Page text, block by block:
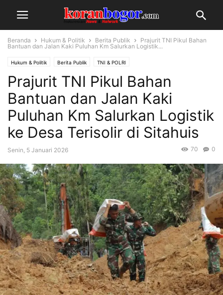
Beranda Hukum & Politik Berita Publik
Prajurit TNI Pikul Bahan
Bantuan dan Jalan Kaki Puluhan Km Salurkan Logistik...
Hukum & Politik Berita Publik TNI & POLRI
Prajurit TNI Pikul Bahan
Bantuan dan Jalan Kaki
Puluhan Km Salurkan Logistik
ke Desa Terisolir di Sitahuis
Senin, 5 Januari 2026 0
70